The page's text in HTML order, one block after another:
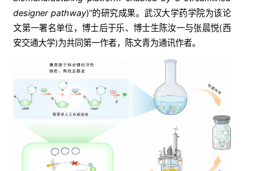
designer pathway)”的研究成果。武汉大学药学院为该论
文第一署名单位，博士后于乐、博士生陈汝一与张晨悦(西
安交通大学)为共同第一作者，陈文青为通讯作者。